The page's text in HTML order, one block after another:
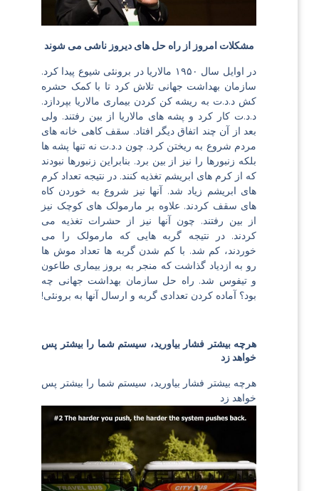
مشکلات امروز از راه حل های دیروز ناشی می شوند
در اوایل سال ۱۹۵۰ مالاریا در برونئی شیوع پیدا کرد.
سازمان بهداشت جهانی تلاش کرد تا با کمک حشره
کش د.د.ت به ریشه کن کردن بیماری مالاریا بپردازد.
د.د.ت کار کرد و پشه های مالاریا از بین رفتند. ولی
بعد از آن چند اتفاق دیگر افتاد. سقف کاهی خانه های
مردم شروع به ریختن کرد. چون د.د.ت نه تنها پشه ها
بلکه زنبورها را نیز از بین برد. بنابراین زنبورها نبودند
که از کرم های ابریشم تغذیه کنند. در نتیجه تعداد کرم
های ابریشم زیاد شد. آنها نیز شروع به خوردن کاه
های سقف کردند. علاوه بر مارمولک های کوچک نیز
از بین رفتند. چون آنها نیز از حشرات تغذیه می
کردند. در نتیجه گربه هایی که مارمولک را می
خوردند، کم شد. با کم شدن گربه ها تعداد موش ها
رو به ازدیاد گذاشت که منجر به بروز بیماری طاعون
و تیفوس شد. راه حل سازمان بهداشت جهانی چه
بود؟ آماده کردن تعدادی گربه و ارسال آنها به برونئی!
هرچه بیشتر فشار بیاورید، سیستم شما را بیشتر پس
خواهد زد
هرچه بیشتر فشار بیاورید، سیستم شما را بیشتر پس
خواهد زد